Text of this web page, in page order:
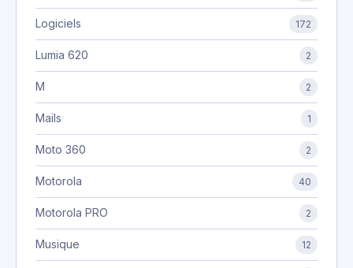
Logiciels 172
Lumia 620 2
M 2
Mails 1
Moto 360 2
Motorola 40
Motorola PRO 2
Musique 12